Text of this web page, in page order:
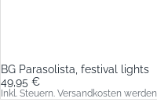
BG Parasolista, festival lights
49,95 €
Inkl. Steuern. Versandkosten